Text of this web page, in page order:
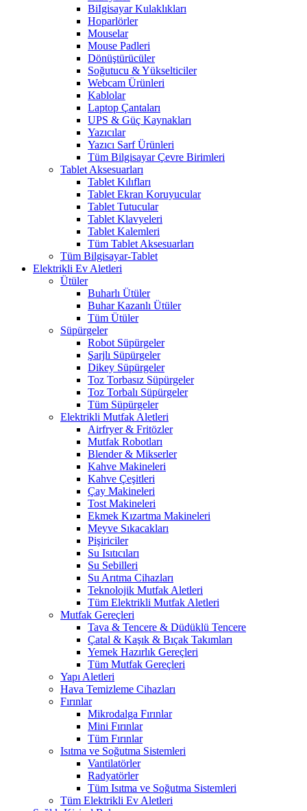
BiIgisayar Kulaklıkları
Hoparlörler
Mouselar
Mouse Padleri
Dönüştürücüler
Soğutucu & Yükselticiler
Webcam Ürünleri
Kablolar
Laptop Çantaları
UPS & Güç Kaynakları
Yazıcılar
Yazıcı Sarf Ürünleri
Tüm Bilgisayar Çevre Birimleri
Tablet Aksesuarları
Tablet Kılıfları
Tablet Ekran Koruyucular
Tablet Tutucular
Tablet Klavyeleri
Tablet Kalemleri
Tüm Tablet Aksesuarları
Tüm Bilgisayar-Tablet
Elektrikli Ev Aletleri
Ütüler
Buharlı Ütüler
Buhar Kazanlı Ütüler
Tüm Ütüler
Süpürgeler
Robot Süpürgeler
Şarjlı Süpürgeler
Dikey Süpürgeler
Toz Torbasız Süpürgeler
Toz Torbalı Süpürgeler
Tüm Süpürgeler
Elektrikli Mutfak Aletleri
Airfryer & Fritözler
Mutfak Robotları
Blender & Mikserler
Kahve Makineleri
Kahve Çeşitleri
Çay Makineleri
Tost Makineleri
Ekmek Kızartma Makineleri
Meyve Sıkacakları
Pişiriciler
Su Isıtıcıları
Su Sebilleri
Su Arıtma Cihazları
Teknolojik Mutfak Aletleri
Tüm Elektrikli Mutfak Aletleri
Mutfak Gereçleri
Tava & Tencere & Düdüklü Tencere
Çatal & Kaşık & Bıçak Takımları
Yemek Hazırlık Gereçleri
Tüm Mutfak Gereçleri
Yapı Aletleri
Hava Temizleme Cihazları
Fırınlar
Mikrodalga Fırınlar
Mini Fırınlar
Tüm Fırınlar
Isıtma ve Soğutma Sistemleri
Vantilatörler
Radyatörler
Tüm Isıtma ve Soğutma Sistemleri
Tüm Elektrikli Ev Aletleri